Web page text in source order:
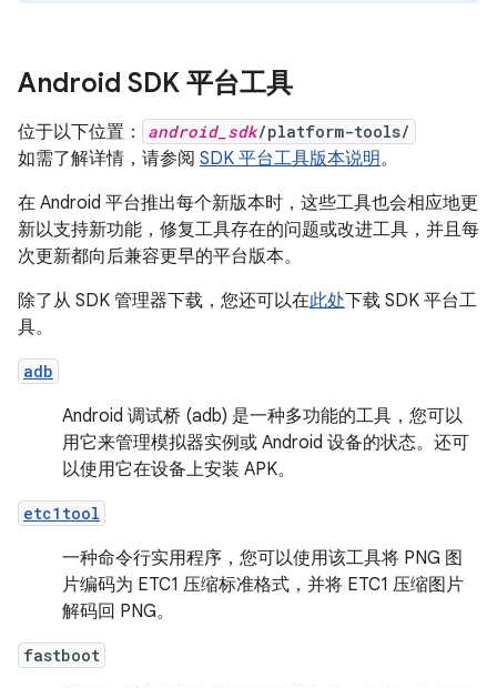
Android SDK 平台工具
位于以下位置： android_sdk/platform-tools/
如需了解详情，请参阅 SDK 平台工具版本说明。
在 Android 平台推出每个新版本时，这些工具也会相应地更
新以支持新功能，修复工具存在的问题或改进工具，并且每
次更新都向后兼容更早的平台版本。
除了从 SDK 管理器下载，您还可以在此处下载 SDK 平台工
具。
adb
Android 调试桥 (adb) 是一种多功能的工具，您可以
用它来管理模拟器实例或 Android 设备的状态。还可
以使用它在设备上安装 APK。
etc1tool
一种命令行实用程序，您可以使用该工具将 PNG 图
片编码为 ETC1 压缩标准格式，并将 ETC1 压缩图片
解码回 PNG。
fastboot